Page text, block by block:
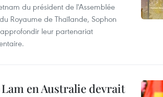
du président de l'Assemblée
Royaume de Thaïlande, Sophon
leur partenariat
en Australie devrait